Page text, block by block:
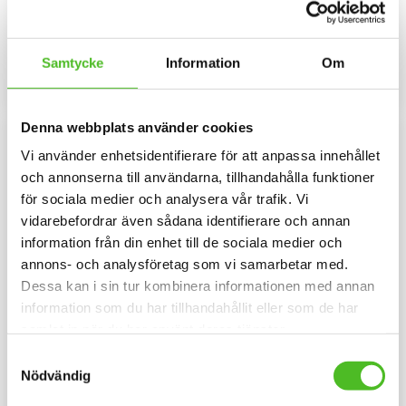
Samtycke Information Om
Denna webbplats använder cookies
Vi använder enhetsidentifierare för att anpassa innehållet
och annonserna till användarna, tillhandahålla funktioner
för sociala medier och analysera vår trafik. Vi
vidarebefordrar även sådana identifierare och annan
information från din enhet till de sociala medier och
annons- och analysföretag som vi samarbetar med.
Dessa kan i sin tur kombinera informationen med annan
information som du har tillhandahållit eller som de har
Nödvändig
kardborrespänne och med ett
siluettmotiv av en Kelpie.
Lägg till i favoriter
INFO
Hjärtformad dekal 15cm bred i
3D-variant med Australian Kelpie
som har en klisterbaksida för
montering på bilruta m.m.
Lägg
Fleecefodrad Mössa
Mössa i bomull/elastan med
fleecefoder och med ett
F
L
E
E
C
E
F
O
D
Förkläde med Australian
Miljövänligt förkläde i
återanvänd bomull och polyester